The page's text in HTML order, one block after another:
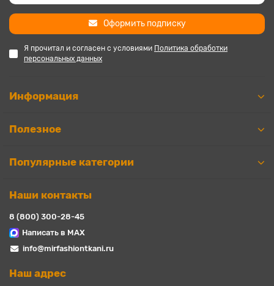
Оформить подписку
Я прочитал и согласен с условиями Политика обработки
персональных данных
Информация
Полезное
Популярные категории
Наши контакты
8 (800) 300-28-45
Написать в MAX
info@mirfashiontkani.ru
Наш адрес